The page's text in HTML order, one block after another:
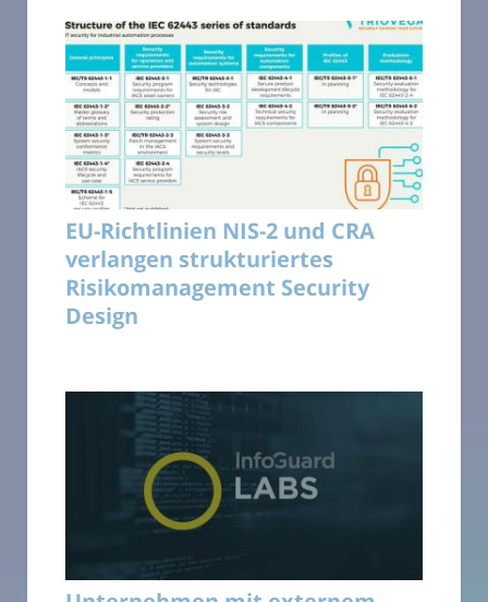
EU-Richtlinien NIS-2 und CRA
verlangen strukturiertes
Risikomanagement Security
Design